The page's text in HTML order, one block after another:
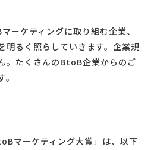
ーケティングに取り組む企業、
明るく照らしていきます。企業規
。たくさんのBtoB企業からのご
マーケティング大賞」は、以下